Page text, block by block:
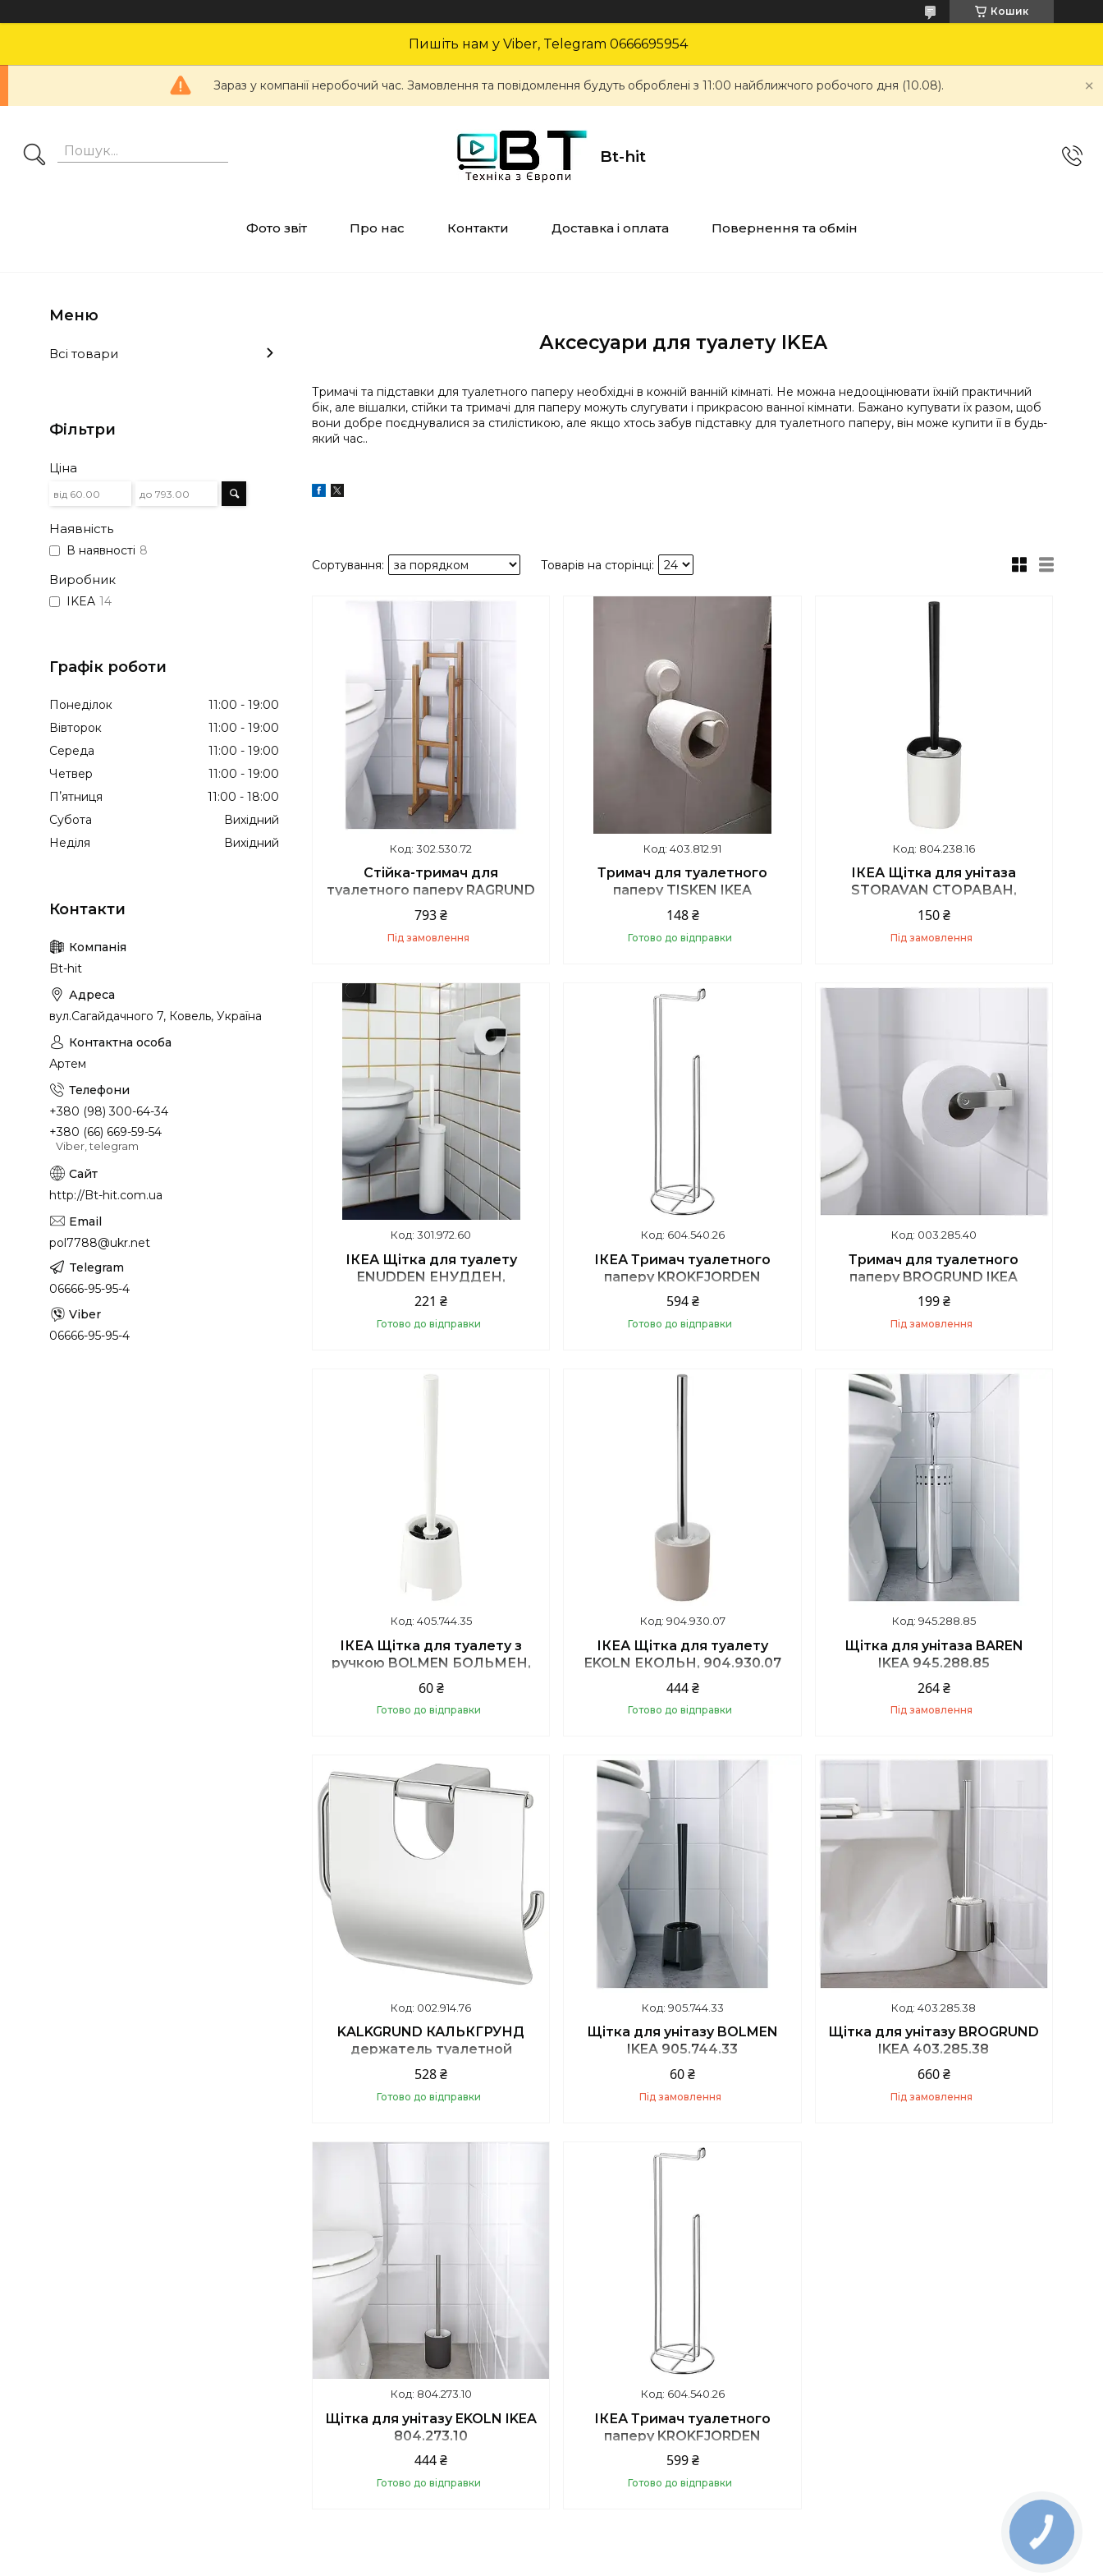
Кошик
Пишіть нам у Viber, Telegram 0666695954
Зараз у компанії неробочий час. Замовлення та повідомлення будуть оброблені з 11:00 найближчого робочого дня (10.08).
Bt-hit
Фото звіт Про нас Контакти Доставка і оплата Повернення та обмін
Аксесуари для туалету IKEA
Тримачі та підставки для туалетного паперу необхідні в кожній ванній кімнаті. Не можна недооцінювати їхній практичний
бік, але вішалки, стійки та тримачі для паперу можуть слугувати і прикрасою ванної кімнати. Бажано купувати їх разом, щоб
вони добре поєднувалися за стилістикою, але якщо хтось забув підставку для туалетного паперу, він може купити її в будь-
який час..
302.530.72
Стійка-тримач для
туалетного паперу RAGRUND
IKEA 302.530.72
793 ₴
Під замовлення
Купити
403.812.91
Тримач для туалетного
паперу TISKEN IKEA
403.812.91
148 ₴
Готово до відправки
Купити
804.238.16
ІКЕА Щітка для унітаза
STORAVAN СТОРАВАН,
804.238.16
150 ₴
Під замовлення
Купити
301.972.60
ІКЕА Щітка для туалету
ENUDDEN ЕНУДДЕН,
301.972.60
221 ₴
Готово до відправки
Купити
604.540.26
ІКЕА Тримач туалетного
паперу KROKFJORDEN
КРОКФІЙОРДЕН, 604.540.26
594 ₴
Готово до відправки
Купити
003.285.40
Тримач для туалетного
паперу BROGRUND IKEA
003.285.40
199 ₴
Під замовлення
Купити
405.744.35
ІКЕА Щітка для туалету з
ручкою BOLMEN БОЛЬМЕН,
405.744.35
60 ₴
Готово до відправки
Купити
904.930.07
ІКЕА Щітка для туалету
EKOLN ЕКОЛЬН, 904.930.07
444 ₴
Готово до відправки
Купити
945.288.85
Щітка для унітаза BAREN
IKEA 945.288.85
264 ₴
Під замовлення
Купити
002.914.76
KALKGRUND КАЛЬКГРУНД
держатель туалетной
бумаги, хромированный |
IKEA 002.914.76
528 ₴
Готово до відправки
905.744.33
Щітка для унітазу BOLMEN
IKEA 905.744.33
60 ₴
Під замовлення
Купити
403.285.38
Щітка для унітазу BROGRUND
IKEA 403.285.38
660 ₴
Під замовлення
804.273.10
Щітка для унітазу EKOLN IKEA
804.273.10
444 ₴
Готово до відправки
604.540.26
ІКЕА Тримач туалетного
паперу KROKFJORDEN
КРОКФІЙОРДЕН, 604.540.26
599 ₴
Готово до відправки
Всі товари
Фільтри
Ціна
Наявність
В наявності 8
Виробник
IKEA 14
Графік роботи
Понеділок 11:00
19:00
Вівторок
11:00
19:00
Середа
11:00
19:00
Четвер
11:00
19:00
Пʼятниця
11:00
18:00
Субота
Вихідний
Неділя
Вихідний
Bt-hit
вул.Сагайдачного 7, Ковель, Україна
Артем
+380 (98) 300-64-34
+380 (66) 669-59-54
Viber, telegram
http://Bt-hit.com.ua
pol7788@ukr.net
06666-95-95-4
06666-95-95-4